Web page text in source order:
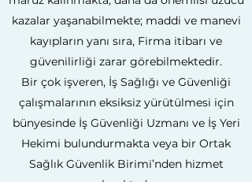
kazalar yaşanabilmekte; maddi ve manevi
kayıpların yanı sıra, Firma itibarı ve
güvenilirliği zarar görebilmektedir.
Bir çok işveren, İş Sağlığı ve Güvenliği
çalışmalarının eksiksiz yürütülmesi için
bünyesinde İş Güvenliği Uzmanı ve İş Yeri
Hekimi bulundurmakta veya bir Ortak
Sağlık Güvenlik Birimi’nden hizmet